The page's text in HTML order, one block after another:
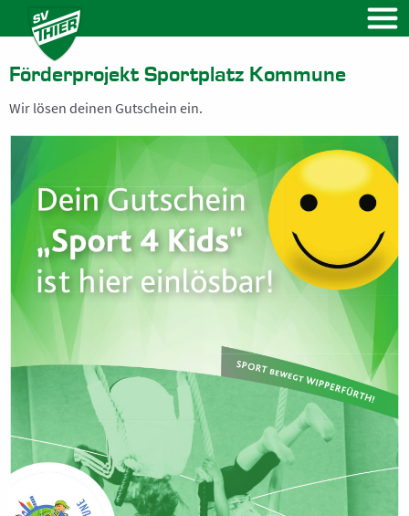
Vereinssatzung
Beitrittsformular
NEWS
Kalender
FUSSBALL
Ü32 Herren
Altherren
C-Junioren SG
D-Junioren 1 SG
Förderprojekt Sportplatz Kommune
Wir lösen deinen Gutschein ein.